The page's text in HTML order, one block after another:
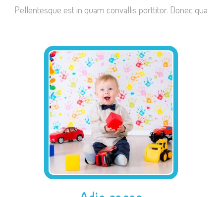
Pellentesque est in quam convallis porttitor. Donec qua